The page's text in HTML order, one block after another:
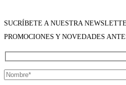
SUCRÍBETE A NUESTRA
PROMOCIONES Y NOVEDADES